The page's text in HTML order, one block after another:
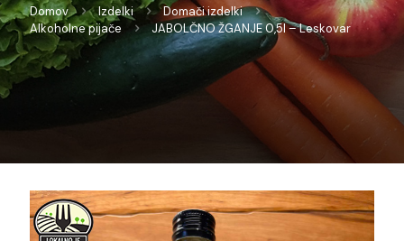
Domov Izdelki
Domači izdelki
Alkoholne pijače
JABOLČNO ŽGANJE 0,5l – Leskovar